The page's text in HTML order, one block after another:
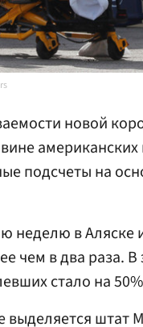
новой
подсчеты на
неделю в Аляске
чем в два раза.
стало на
штат